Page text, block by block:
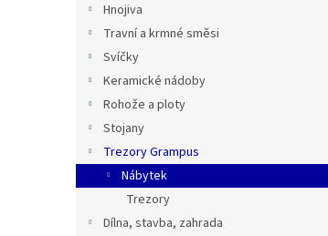
Hnojiva
Travní a krmné směsi
Svíčky
Keramické nádoby
Rohože a ploty
Stojany
Trezory Grampus
Nábytek
Trezory
Dílna, stavba, zahrada